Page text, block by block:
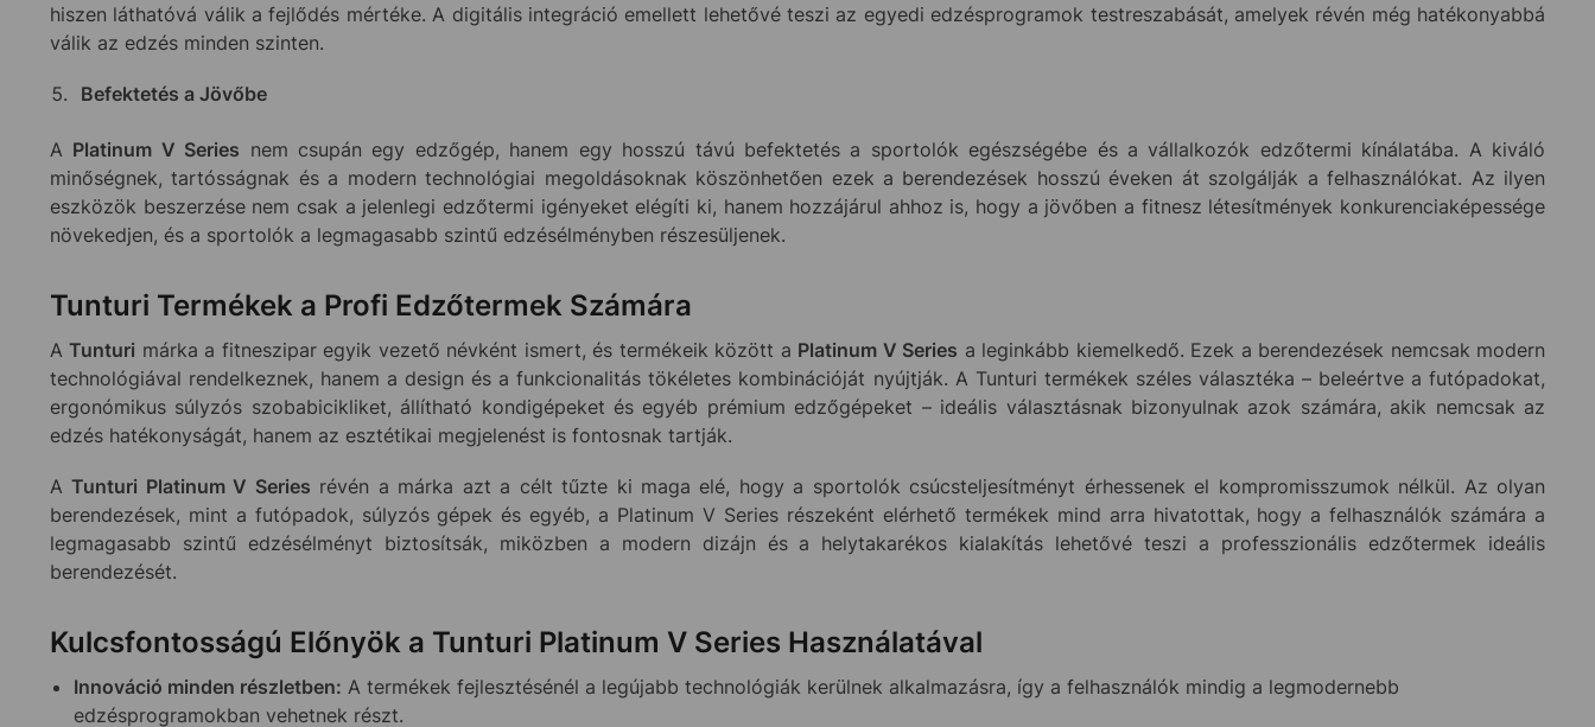
hiszen láthatóvá válik a fejlődés mértéke. A digitális integráció emellett lehetővé teszi az egyedi edzésprogramok testreszabását, amelyek révén még hatékonyabbá
válik az edzés minden szinten.
Befektetés a Jövőbe
A Platinum V Series nem csupán egy edzőgép, hanem egy hosszú távú befektetés a sportolók egészségébe és a vállalkozók edzőtermi kínálatába. A kiváló
minőségnek, tartósságnak és a modern technológiai megoldásoknak köszönhetően ezek a berendezések hosszú éveken át szolgálják a felhasználókat. Az ilyen
eszközök beszerzése nem csak a jelenlegi edzőtermi igényeket elégíti ki, hanem hozzájárul ahhoz is, hogy a jövőben a fitnesz létesítmények konkurenciaképessége
növekedjen, és a sportolók a legmagasabb szintű edzésélményben részesüljenek.
Tunturi Termékek a Profi Edzőtermek Számára
ATunturi márka a fitneszipar egyik vezető névként ismert, és termékeik között a Platinum V Series a leginkább kiemelkedő. Ezek a berendezések nemcsak modern
technológiával rendelkeznek, hanem a design és a funkcionalitás tökéletes kombinációját nyújtják. A Tunturi termékek széles választéka – beleértve a futópadokat,
ergonómikus súlyzós szobabicikliket, állítható kondigépeket és egyéb prémium edzőgépeket – ideális választásnak bizonyulnak azok számára, akik nemcsak az
edzés hatékonyságát, hanem az esztétikai megjelenést is fontosnak tartják.
ATunturi Platinum V Series révén a márka azt a célt tűzte ki maga elé, hogy a sportolók csúcsteljesítményt érhessenek el kompromisszumok nélkül. Az olyan
berendezések, mint a futópadok, súlyzós gépek és egyéb, a Platinum V Series részeként elérhető termékek mind arra hivatottak, hogy a felhasználók számára a
legmagasabb szintű edzésélményt biztosítsák, miközben a modern dizájn és a helytakarékos kialakítás lehetővé teszi a professzionális edzőtermek ideális
berendezését.
Kulcsfontosságú Előnyök a Tunturi Platinum V Series Használatával
Innováció minden részletben: A termékek fejlesztésénél a legújabb technológiák kerülnek alkalmazásra, így a felhasználók mindig a legmodernebb
edzésprogramokban vehetnek részt.